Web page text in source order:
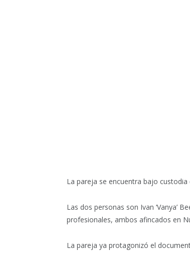
La pareja se encuentra bajo
Las dos personas son Ivan ‘Vanya’
profesionales, ambos afincados en
La pareja ya protagonizó el